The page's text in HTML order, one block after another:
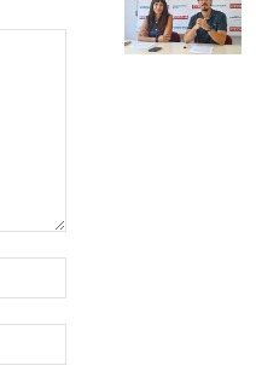
electrónico:*